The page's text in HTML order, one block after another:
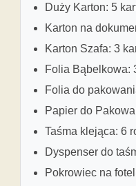
Duży Karton: 5
Karton na
Karton Szafa: 3
Folia Bąbelkowa:
Folia do
Papier do
Taśma klejąca: 6
Dyspenser do
Pokrowiec na